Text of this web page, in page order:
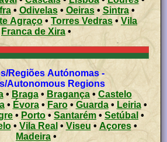
• Odivelas• Oeiras• Sintra•
Agraço • Torres Vedras • Vila
Franca de Xira•
Autónomas -
Autonomous Regions
•Braga• Bragança• Castelo
• Évora• Faro•Guarda• Leiria•
•Porto• Santarém • Setúbal •
• Vila Real •Viseu • Açores •
Madeira •